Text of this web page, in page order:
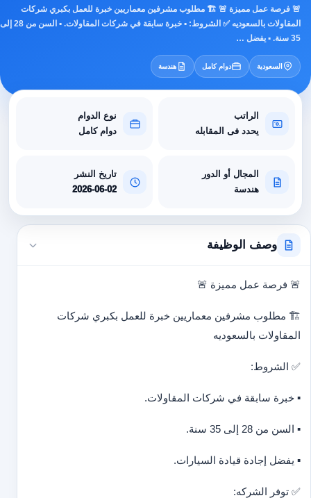
🚨 فرصة عمل مميزة 🚨 🏗️ مطلوب مشرفين معماريين خبرة للعمل بكبري شركات
المقاولات بالسعوديه ✅ الشروط: ▪️ خبرة سابقة في شركات المقاولات. ▪️ السن من 28 إلى
35 سنة. ▪️ يفضل …
السعودية دوام كامل هندسة
الراتب
يحدد فى المقابله
نوع الدوام
دوام كامل
المجال أو الدور
هندسة
تاريخ النشر
2026-06-02
وصف الوظيفة
🚨 فرصة عمل مميزة 🚨
🏗️ مطلوب مشرفين معماريين خبرة للعمل بكبري شركات
المقاولات بالسعوديه
✅ الشروط:
▪️ خبرة سابقة في شركات المقاولات.
▪️ السن من 28 إلى 35 سنة.
▪️ يفضل إجادة قيادة السيارات.
✅ توفر الشركه: